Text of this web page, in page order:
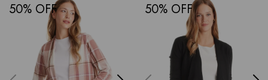
50 50